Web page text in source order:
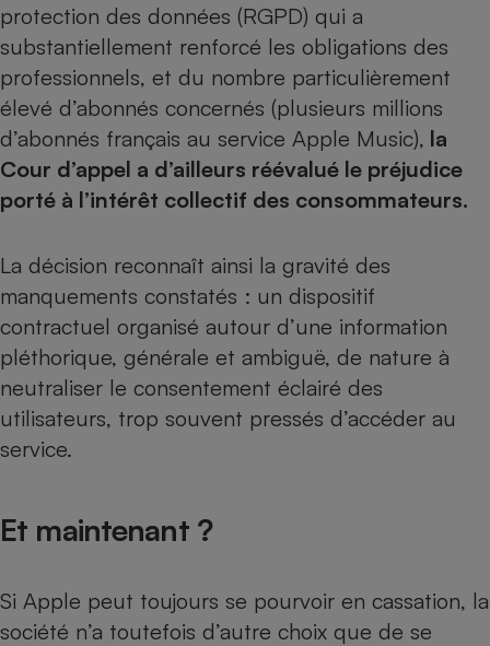
protection des données (RGPD) qui a
substantiellement renforcé les obligations des
professionnels, et du nombre particulièrement
élevé d’abonnés concernés (plusieurs millions
d’abonnés français au service Apple Music), la
Cour d’appel a d’ailleurs réévalué le préjudice
porté à l’intérêt collectif des consommateurs.
La décision reconnaît ainsi la gravité des
manquements constatés : un dispositif
contractuel organisé autour d’une information
pléthorique, générale et ambiguë, de nature à
neutraliser le consentement éclairé des
utilisateurs, trop souvent pressés d’accéder au
service.
Et maintenant ?
Si Apple peut toujours se pourvoir en cassation, la
société n’a toutefois d’autre choix que de se